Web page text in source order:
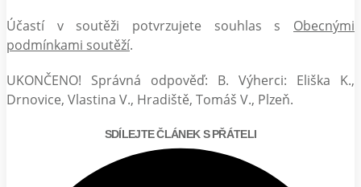
Účastí v soutěži potvrzujete souhlas s Obecnými
podmínkami soutěží.
UKONČENO! Správná odpověď: B. Výherci: Eliška K.,
Drnovice, Vlastina V., Hradiště, Tomáš V., Plzeň.
SDÍLEJTE ČLÁNEK S PŘÁTELI